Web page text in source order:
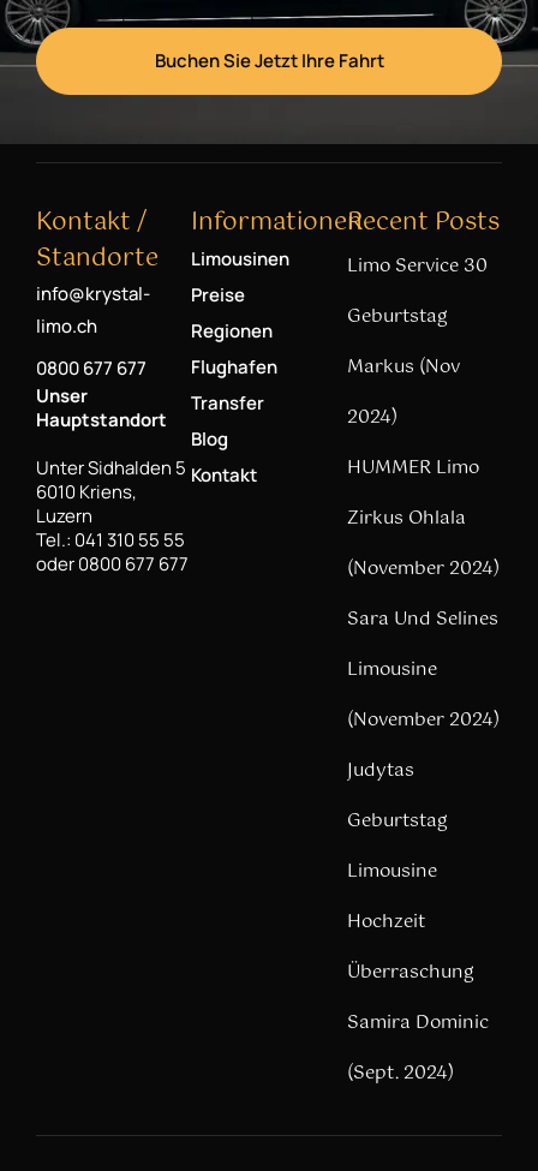
Buchen Sie Jetzt Ihre Fahrt
Kontakt /
Standorte
info@krystal-
limo.ch
0800 677 677
Unser
Hauptstandort
Unter Sidhalden 5
6010 Kriens,
Luzern
Tel.: 041 310 55 55
oder 0800 677 677
Informationen
Limousinen
Preise
Regionen
Flughafen
Transfer
Blog
Kontakt
Recent Posts
Limo Service 30
Geburtstag
Markus (Nov
2024)
HUMMER Limo
Zirkus Ohlala
(November 2024)
Sara Und Selines
Limousine
(November 2024)
Judytas
Geburtstag
Limousine
Hochzeit
Überraschung
Samira Dominic
(Sept. 2024)